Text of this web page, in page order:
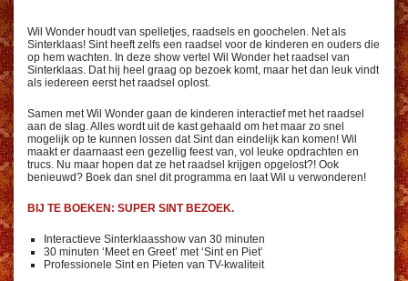
Wil Wonder houdt van spelletjes, raadsels en goochelen. Net als
Sinterklaas! Sint heeft zelfs een raadsel voor de kinderen en ouders die
op hem wachten. In deze show vertel Wil Wonder het raadsel van
Sinterklaas. Dat hij heel graag op bezoek komt, maar het dan leuk vindt
als iedereen eerst het raadsel oplost.
Samen met Wil Wonder gaan de kinderen interactief met het raadsel
aan de slag. Alles wordt uit de kast gehaald om het maar zo snel
mogelijk op te kunnen lossen dat Sint dan eindelijk kan komen! Wil
maakt er daarnaast een gezellig feest van, vol leuke opdrachten en
trucs. Nu maar hopen dat ze het raadsel krijgen opgelost?! Ook
benieuwd? Boek dan snel dit programma en laat Wil u verwonderen!
BIJ TE BOEKEN: SUPER SINT BEZOEK.
Interactieve Sinterklaasshow van 30 minuten
30 minuten ‘Meet en Greet’ met ‘Sint en Piet’
Professionele Sint en Pieten van TV-kwaliteit